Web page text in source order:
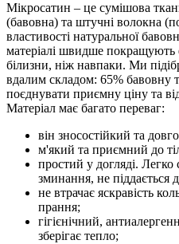
Мікросатин – це сумішова
(бавовна) та штучні волокна
властивості натуральної
матеріалі швидше покращують
білизни, ніж навпаки. Ми
вдалим складом: 65% бавовну
поєднувати приємну ціну та
Матеріал має багато переваг:
він зносостійкий та
м'який та приємний до
простий у догляді. Легко
зминання, не піддається
не втрачає яскравість
прання;
гігієнічний,
зберігає тепло;